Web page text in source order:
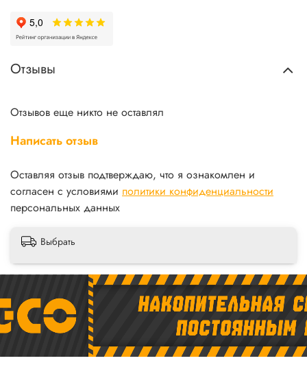
Отзывы
Отзывов еще никто не оставлял
Написать отзыв
Оставляя отзыв подтверждаю, что я ознакомлен и
согласен с условиями политики конфиденциальности
персональных данных
Выбрать